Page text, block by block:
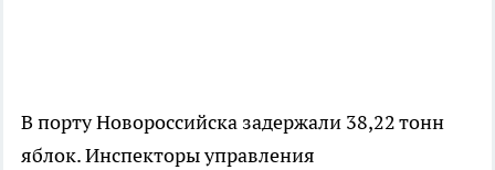
В порту Новороссийска задержали 38,22 тонн
яблок. Инспекторы управления